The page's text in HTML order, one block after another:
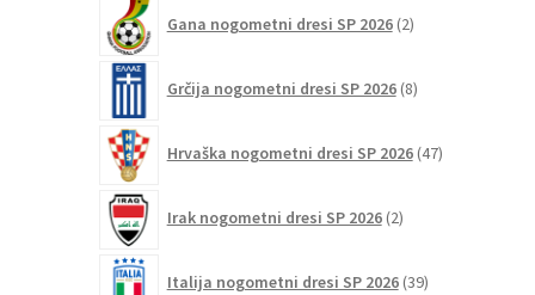
Gana nogometni dresi SP 2026 2izdelka
Grčija nogometni dresi SP 2026 8izdelkov
Hrvaška nogometni dresi SP 2026 47izdelkov
Irak nogometni dresi SP 2026 2izdelka
Italija nogometni dresi SP 2026 39